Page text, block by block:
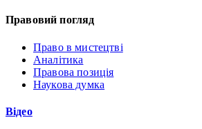
Правовий погляд
Право в мистецтві
Аналітика
Правова позиція
Наукова думка
Відео